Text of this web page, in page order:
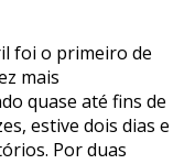
foi o primeiro de
mais
quase até fins de
estive dois dias e
Por duas